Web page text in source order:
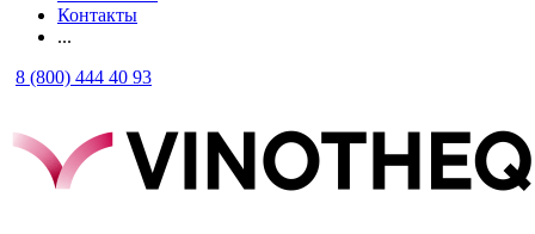
Контакты
...
8 (800) 444 40 93